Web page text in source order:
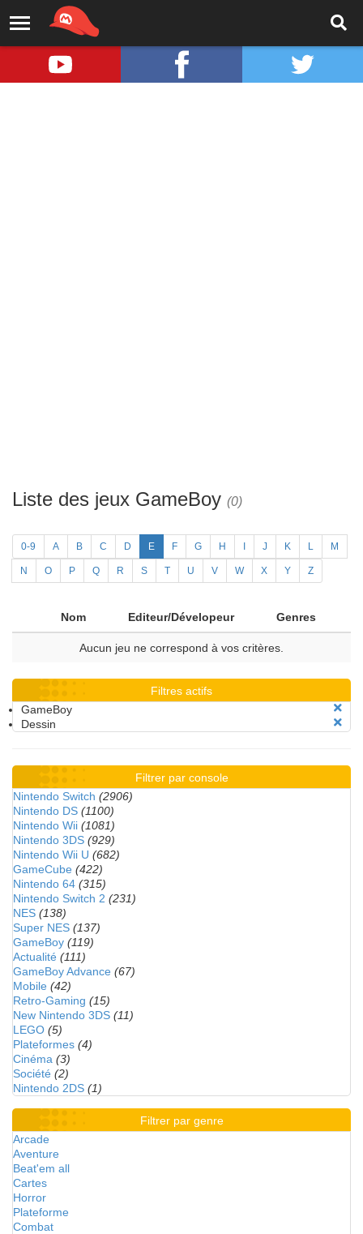
Liste des jeux GameBoy (0)
0-9 A B C D E F G H J K L M
N O P Q R S T U V W X Y Z
Nom Editeur/Dévelopeur Genres
Aucun jeu ne correspond à vos critères.
Filtres actifs
GameBoy
Dessin
Filtrer par console
Nintendo Switch (2906)
Nintendo DS (1100)
Nintendo Wii (1081)
Nintendo 3DS (929)
Nintendo Wii U (682)
GameCube (422)
Nintendo 64 (315)
Nintendo Switch 2 (231)
NES (138)
Super NES (137)
GameBoy (119)
Actualité (111)
GameBoy Advance (67)
Mobile (42)
Retro-Gaming (15)
New Nintendo 3DS (11)
LEGO (5)
Plateformes (4)
Cinéma (3)
Société (2)
Nintendo 2DS (1)
Filtrer par genre
Arcade
Aventure
Beat'em all
Cartes
Horror
Plateforme
Combat